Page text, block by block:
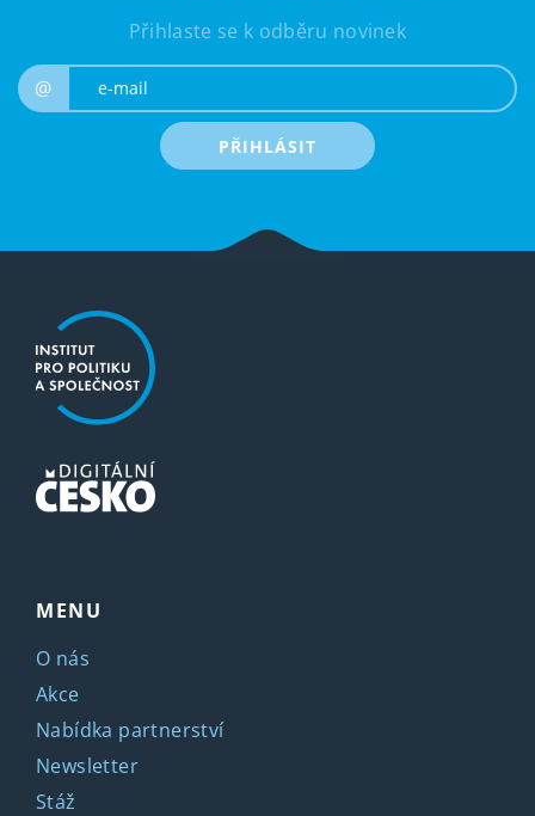
Přihlaste se k odběru novinek
@
PŘIHLÁSIT
MENU
O nás
Akce
Nabídka partnerství
Newsletter
Stáž